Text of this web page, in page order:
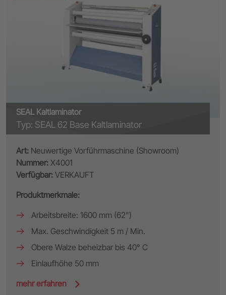
SEAL Kaltlaminator
Typ: SEAL 62 Base Kaltlaminator
Art: Neuwertige Vorführmaschine (Showroom)
Nummer: X4001
Verfügbar: VERKAUFT
Produktmerkmale:
Arbeitsbreite: 1600 mm (62")
Max. Geschwindigkeit 5 m / Min.
Obere Walze beheizbar bis 40° C
Einlaufhöhe 50 mm
mehr erfahren